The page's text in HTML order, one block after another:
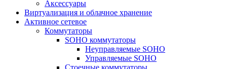
Аксессуары
Виртуализация и облачное хранение
Активное сетевое
Коммутаторы
SOHO коммутаторы
Неуправляемые SOHO
Управляемые SOHO
Стоечные коммутаторы